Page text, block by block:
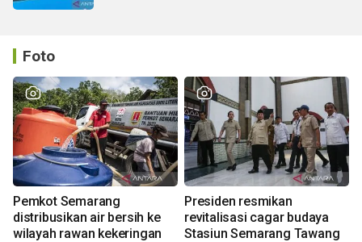
Foto
Pemkot Semarang
distribusikan air bersih ke
wilayah rawan kekeringan
Presiden resmikan
revitalisasi cagar budaya
Stasiun Semarang Tawang